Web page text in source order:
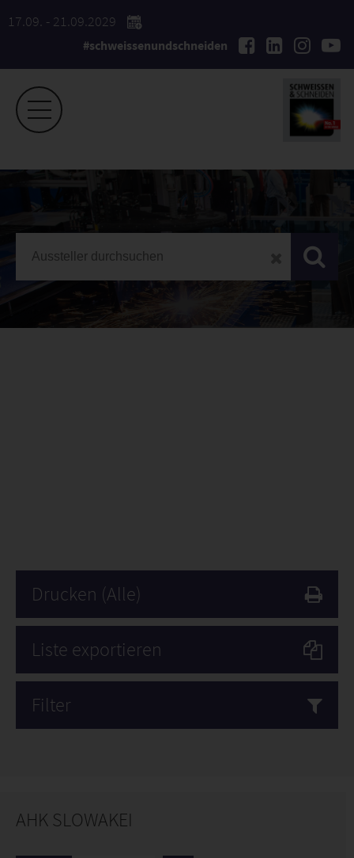
17.09. - 21.09.2029
#schweissenundschneiden
AHK SLOWAKEI
Drucken (Alle)
Liste exportieren
Filter